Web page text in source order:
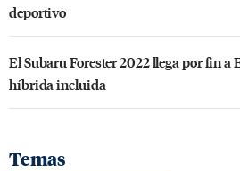
deportivo
El Subaru Forester 2022 llega por fin a
híbrida incluida
Temas